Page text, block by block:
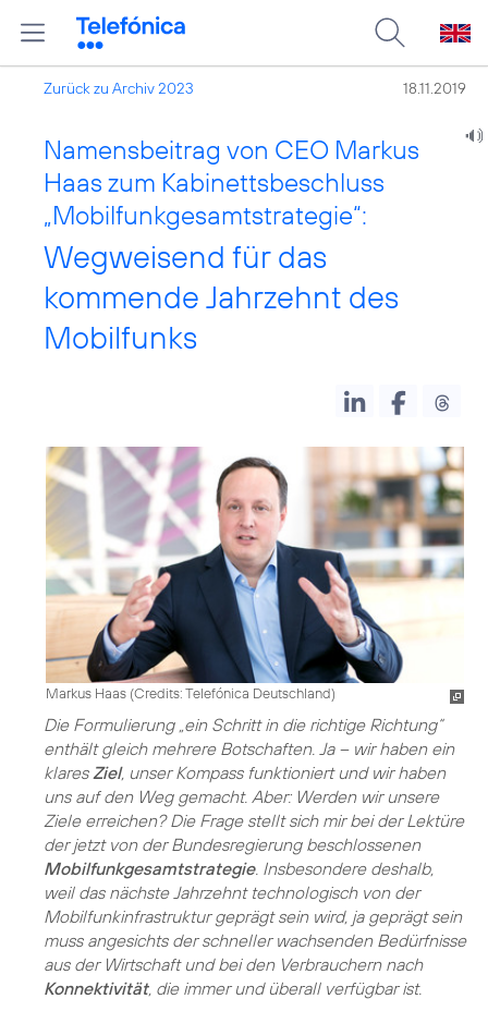
Zurück zu Archiv 2023 18.11.2019
Namensbeitrag von CEO Markus
Haas zum Kabinettsbeschluss
„Mobilfunkgesamtstrategie“:
Wegweisend für das
kommende Jahrzehnt des
Mobilfunks
Markus Haas (Credits: Telefónica Deutschland)
Die Formulierung „ein Schritt in die richtige Richtung“
enthält gleich mehrere Botschaften. Ja – wir haben ein
klares Ziel, unser Kompass funktioniert und wir haben
uns auf den Weg gemacht. Aber: Werden wir unsere
Ziele erreichen? Die Frage stellt sich mir bei der Lektüre
der jetzt von der Bundesregierung beschlossenen
Mobilfunk­gesamtstrategie. Insbesondere deshalb,
weil das nächste Jahrzehnt technologisch von der
Mobilfunkinfrastruktur geprägt sein wird, ja geprägt sein
muss angesichts der schneller wachsenden Bedürfnisse
aus der Wirtschaft und bei den Verbrauchern nach
Konnektivität, die immer und überall verfügbar ist.